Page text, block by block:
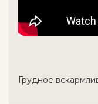
Грудное